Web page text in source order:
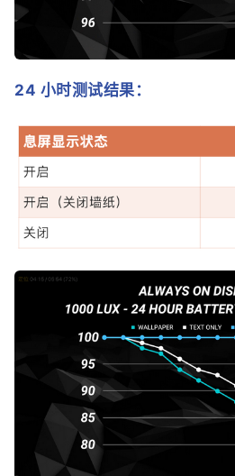
24 小时测试结果：